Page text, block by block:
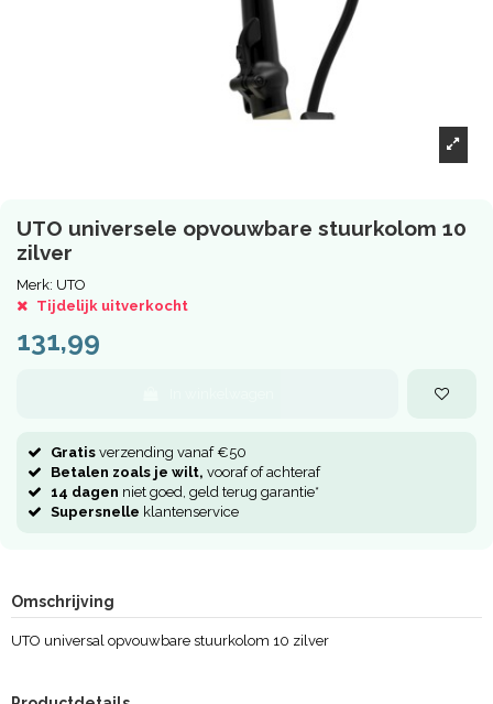
UTO universele opvouwbare stuurkolom 10
zilver
Merk: UTO
Tijdelijk uitverkocht
131,99
Gratis verzending vanaf €50
Betalen zoals je wilt, vooraf of achteraf
14 dagen niet goed, geld terug garantie*
Supersnelle klantenservice
Omschrijving
UTO universal opvouwbare stuurkolom 10 zilver